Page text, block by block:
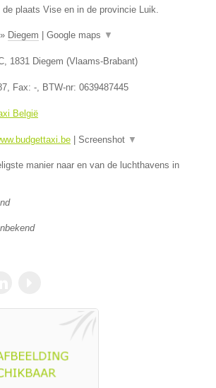
de plaats Vise en in de provincie Luik.
» Diegem Google maps ▼
, 1831 Diegem (Vlaams-Brabant)
, Fax: -, BTW-nr: 0639487445
België
Screenshot ▼
manier naar en van de luchthavens in